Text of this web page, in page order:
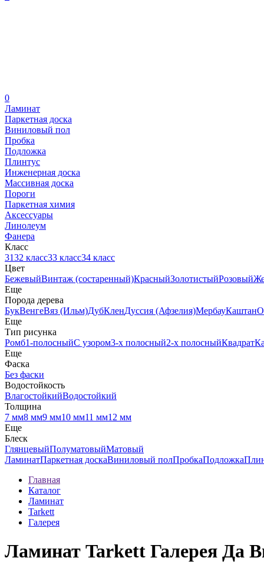
0
Ламинат
Паркетная доска
Виниловый пол
Пробка
Подложка
Плинтус
Инженерная доска
Массивная доска
Пороги
Паркетная химия
Аксессуары
Линолеум
Фанера
Класс
3132 класс33 класс34 класс
Цвет
БежевыйВинтаж (состаренный)КрасныйЗолотистыйРозовый
Еще
Порода дерева
БукВенгеВяз (Ильм)ДубКленДуссия (Афзелия)МербауКаштан
Еще
Тип рисунка
Ромб1-полосныйС узором3-х полосный2-х полосныйКвадрат
Еще
Фаска
Без фаски
Водостойкость
ВлагостойкийВодостойкий
Толщина
7 мм8 мм9 мм10 мм11 мм12 мм
Еще
Блеск
ГлянцевыйПолуматовыйМатовый
ЛаминатПаркетная доскаВиниловый полПробкаПодложка
Главная
Каталог
Ламинат
Tarkett
Галерея
Ламинат Tarkett Галерея Да